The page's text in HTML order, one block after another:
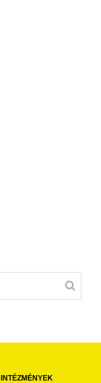
INTÉZMÉNYEK